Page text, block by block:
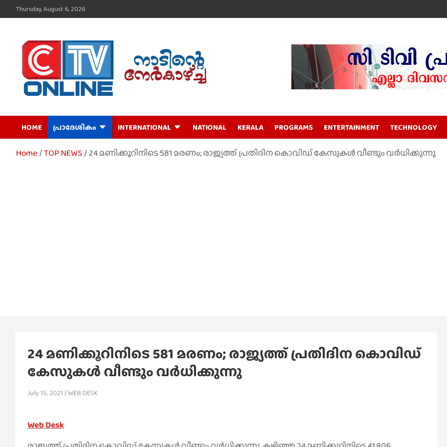
to
Thursday, August 6, 2026
CTV Online
HOME പ്രാദേശികം INTERNATIONAL NATIONAL KERALA PROGRAMS ENTERTAINMENT TECHNOLOGY
Home TOP NEWS 24 മണിക്കൂറിനിടെ 581 മരണം; രാജ്യത്ത് പ്രതിദിന കൊവിഡ് കേസുകള്‍ വീണ്ടും വര്‍ധിക്കുന്നു
24 മണിക്കൂറിനിടെ 581 മരണം; രാജ്യത്ത് പ്രതിദിന കൊവിഡ്
കേസുകള്‍ വീണ്ടും വര്‍ധിക്കുന്നു
July 15, 2021 WEB DESK
Web Desk